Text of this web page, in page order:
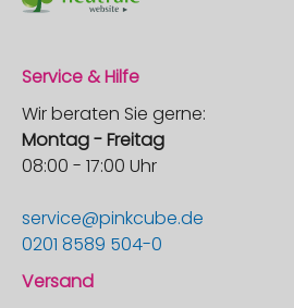
Service & Hilfe
Wir beraten Sie gerne:
Montag - Freitag
08:00 - 17:00 Uhr
service@pinkcube.de
0201 8589 504-0
Versand